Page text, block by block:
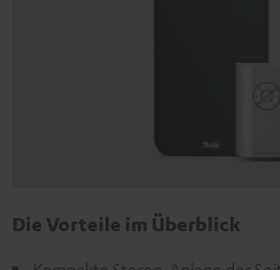
Die Vorteile im Überblick